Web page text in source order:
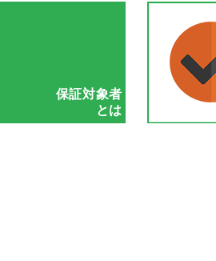
保証対象者
とは